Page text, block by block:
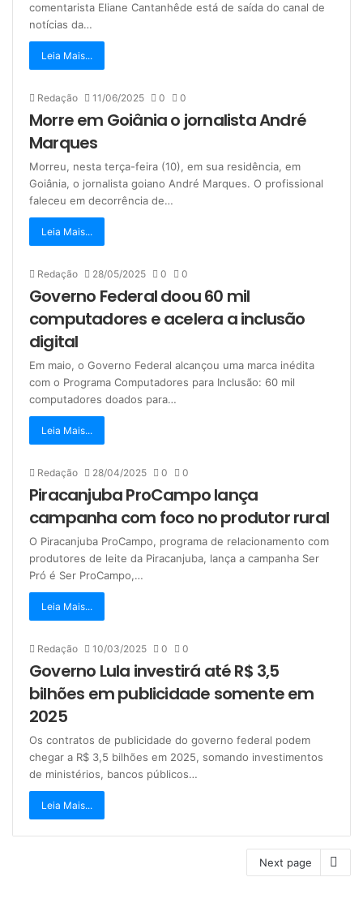
comentarista Eliane Cantanhêde está de saída do canal de
notícias da…
Leia Mais...
Redação 11/06/2025 0 0
Morre em Goiânia o jornalista André
Marques
Morreu, nesta terça-feira (10), em sua residência, em
Goiânia, o jornalista goiano André Marques. O profissional
faleceu em decorrência de…
Leia Mais...
Redação 28/05/2025 0 0
Governo Federal doou 60 mil
computadores e acelera a inclusão
digital
Em maio, o Governo Federal alcançou uma marca inédita
com o Programa Computadores para Inclusão: 60 mil
computadores doados para…
Leia Mais...
Redação 28/04/2025 0 0
Piracanjuba ProCampo lança
campanha com foco no produtor rural
O Piracanjuba ProCampo, programa de relacionamento com
produtores de leite da Piracanjuba, lança a campanha Ser
Pró é Ser ProCampo,…
Leia Mais...
Redação 10/03/2025 0 0
Governo Lula investirá até R$ 3,5
bilhões em publicidade somente em
2025
Os contratos de publicidade do governo federal podem
chegar a R$ 3,5 bilhões em 2025, somando investimentos
de ministérios, bancos públicos…
Leia Mais...
Next page